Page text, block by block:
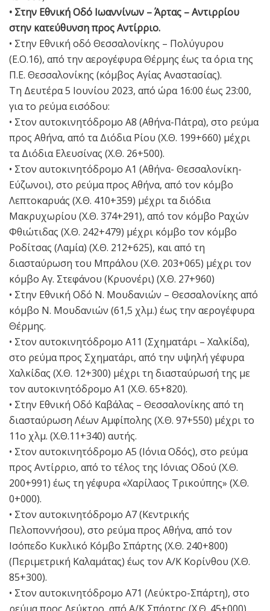
• Στην Εθνική Οδό Ιωαννίνων – Άρτας – Αντιρρίου
στην κατεύθυνση προς Αντίρριο.
• Στην Εθνική οδό Θεσσαλονίκης – Πολύγυρου
(Ε.Ο.16), από την αερογέφυρα Θέρμης έως τα όρια της
Π.Ε. Θεσσαλονίκης (κόμβος Αγίας Αναστασίας).
Τη Δευτέρα 5 Ιουνίου 2023, από ώρα 16:00 έως 23:00,
για το ρεύμα εισόδου:
• Στον αυτοκινητόδρομο Α8 (Αθήνα-Πάτρα), στο ρεύμα
προς Αθήνα, από τα Διόδια Ρίου (Χ.Θ. 199+660) μέχρι
τα Διόδια Ελευσίνας (Χ.Θ. 26+500).
• Στον αυτοκινητόδρομο Α1 (Αθήνα- Θεσσαλονίκη-
Εύζωνοι), στο ρεύμα προς Αθήνα, από τον κόμβο
Λεπτοκαρυάς (Χ.Θ. 410+359) μέχρι τα διόδια
Μακρυχωρίου (Χ.Θ. 374+291), από τον κόμβο Ραχών
Φθιώτιδας (Χ.Θ. 242+479) μέχρι κόμβο τον κόμβο
Ροδίτσας (Λαμία) (Χ.Θ. 212+625), και από τη
διασταύρωση του Μπράλου (Χ.Θ. 203+065) μέχρι τον
κόμβο Αγ. Στεφάνου (Κρυονέρι) (Χ.Θ. 27+960)
• Στην Εθνική Οδό Ν. Μουδανιών – Θεσσαλονίκης από
κόμβο Ν. Μουδανιών (61,5 χλμ.) έως την αερογέφυρα
Θέρμης.
• Στον αυτοκινητόδρομο Α11 (Σχηματάρι – Χαλκίδα),
στο ρεύμα προς Σχηματάρι, από την υψηλή γέφυρα
Χαλκίδας (Χ.Θ. 12+300) μέχρι τη διασταύρωσή της με
τον αυτοκινητόδρομο Α1 (Χ.Θ. 65+820).
• Στην Εθνική Οδό Καβάλας – Θεσσαλονίκης από τη
διασταύρωση Λέων Αμφίπολης (Χ.Θ. 97+550) μέχρι το
11ο χλμ. (Χ.Θ.11+340) αυτής.
• Στον αυτοκινητόδρομο Α5 (Ιόνια Οδός), στο ρεύμα
προς Αντίρριο, από το τέλος της Ιόνιας Οδού (Χ.Θ.
200+991) έως τη γέφυρα «Χαρίλαος Τρικούπης» (Χ.Θ.
0+000).
• Στον αυτοκινητόδρομο Α7 (Κεντρικής
Πελοποννήσου), στο ρεύμα προς Αθήνα, από τον
Ισόπεδο Κυκλικό Κόμβο Σπάρτης (Χ.Θ. 240+800)
(Περιμετρική Καλαμάτας) έως τον Α/Κ Κορίνθου (Χ.Θ.
85+300).
• Στον αυτοκινητόδρομο Α71 (Λεύκτρο-Σπάρτη), στο